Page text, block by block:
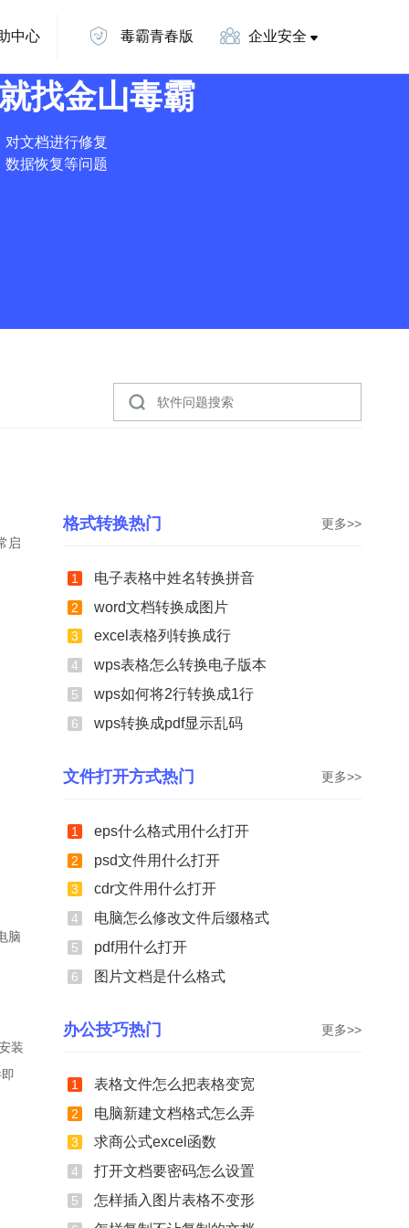
中心 毒霸青春版 企业安全
找金山毒霸
文档进行修复
数据恢复等问题
启
脑
装
格式转换热门 更多>>
1 电子表格中姓名转换拼音
2 word文档转换成图片
3 excel表格列转换成行
4 wps表格怎么转换电子版本
5 wps如何将2行转换成1行
6 wps转换成pdf显示乱码
文件打开方式热门 更多>>
1 eps什么格式用什么打开
2 psd文件用什么打开
3 cdr文件用什么打开
4 电脑怎么修改文件后缀格式
5 pdf用什么打开
6 图片文档是什么格式
办公技巧热门 更多>>
1 表格文件怎么把表格变宽
2 电脑新建文档格式怎么弄
3 求商公式excel函数
4 打开文档要密码怎么设置
5 怎样插入图片表格不变形